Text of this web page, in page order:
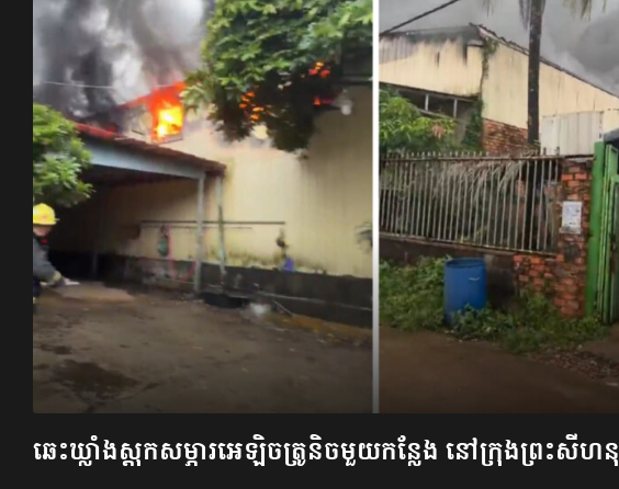
ឆេះ​ឃ្លាំង​ស្តុក​សម្ភារ​អេ​ឡិច​ត្រូ​និ​ច​មួយ​កន្លែង នៅ​ក្រុងព្រះសីហនុ